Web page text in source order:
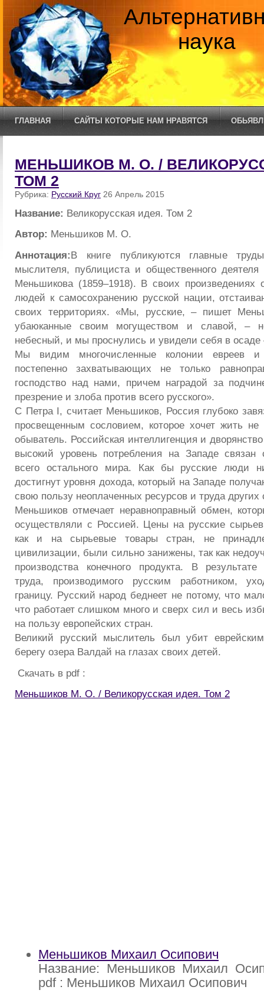
наука
ГЛАВНАЯ САЙТЫ КОТОРЫЕ НАМ НРАВЯТСЯ
МЕНЬШИКОВ М. О. /
ТОМ 2
Рубрика: Русский Круг 26 Апрель 2015
Название: Великорусская идея. Том 2
Автор: Меньшиков М. О.
Аннотация:В книге публикуются главные труды
мыслителя, публициста и общественного
Меньшикова (1859–1918). В своих произведениях
людей к самосохранению русской нации,
своих территориях. «Мы, русские, – пишет
убаюканные своим могуществом и славой, –
небесный, и мы проснулись и увидели себя в осаде
Мы видим многочисленные колонии евреев и
постепенно захватывающих не только
господство над нами, причем наградой за
презрение и злоба против всего русского».
С Петра I, считает Меньшиков, Россия глубоко
просвещенным сословием, которое хочет жить
обыватель. Российская интеллигенция и
высокий уровень потребления на Западе связан
всего остального мира. Как бы русские люди
достигнут уровня дохода, который на Западе
свою пользу неоплаченных ресурсов и труда других
Меньшиков отмечает неравноправный обмен,
осуществляли с Россией. Цены на русские
как и на сырьевые товары стран, не
цивилизации, были сильно занижены, так как
производства конечного продукта. В результате
труда, производимого русским работником,
границу. Русский народ беднеет не потому, что
что работает слишком много и сверх сил и весь
на пользу европейских стран.
Великий русский мыслитель был убит
берегу озера Валдай на глазах своих детей.
Скачать в pdf :
Меньшиков М. О. / Великорусская идея. Том 2
Меньшиков Михаил Осипович
Название: Меньшиков Михаил
pdf : Меньшиков Михаил Осипович